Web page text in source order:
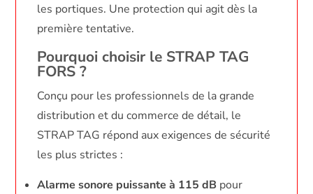
les portiques. Une protection qui agit dès la
première tentative.
Pourquoi choisir le STRAP TAG
FORS ?
Conçu pour les professionnels de la grande
distribution et du commerce de détail, le
STRAP TAG répond aux exigences de sécurité
les plus strictes :
Alarme sonore puissante à 115 dB pour